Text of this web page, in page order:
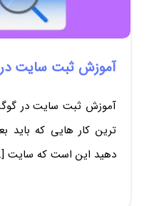
آموزش ثبت سایت
آموزش ثبت سایت در
ترین کار هایی که باید
دهید این است که سایت